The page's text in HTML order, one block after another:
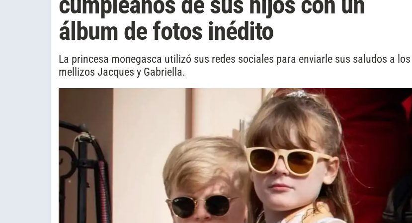
álbum de fotos inédito
La princesa monegasca utilizó sus redes sociales para enviarle sus saludos a los
mellizos Jacques y Gabriella.